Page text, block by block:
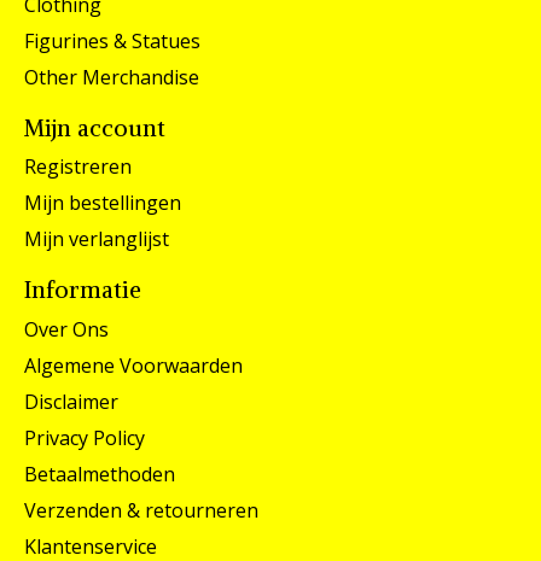
Figurines & Statues
Other Merchandise
Mijn account
Registreren
Mijn bestellingen
Mijn verlanglijst
Informatie
Over Ons
Algemene Voorwaarden
Disclaimer
Privacy Policy
Betaalmethoden
Verzenden & retourneren
Klantenservice